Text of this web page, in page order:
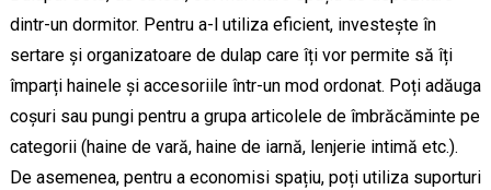
dintr-un dormitor. Pentru a-l utiliza eficient, investește în
sertare și organizatoare de dulap care îți vor permite să îți
împarți hainele și accesoriile într-un mod ordonat. Poți adăuga
coșuri sau pungi pentru a grupa articolele de îmbrăcăminte pe
categorii (haine de vară, haine de iarnă, lenjerie intimă etc.).
De asemenea, pentru a economisi spațiu, poți utiliza suporturi